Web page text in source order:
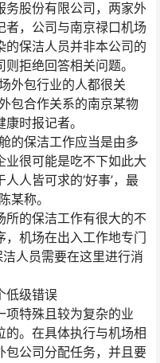
务股份有限公司，两家外
者，公司与南京禄口机场
的保洁人员并非本公司的
拒绝回答相关问题。
外包行业的人都很关
包合作关系的南京某物
时报记者。
的保洁工作应当是由多
业很可能是吃不下如此大
人皆可求的‘好事’，最
某称。
所的保洁工作有很大的不
机场在出入工作地专门
人员需要在这里进行消
低级错误
项特殊且较为复杂的业
的。在具体执行与机场相
包公司分配任务，并且要